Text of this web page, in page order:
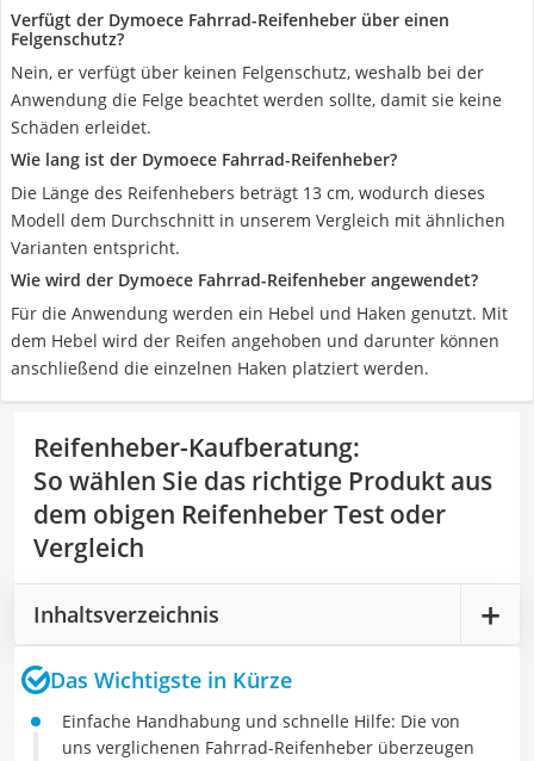
Verfügt der Dymoece Fahrrad-Reifenheber über einen
Felgenschutz?
Nein, er verfügt über keinen Felgenschutz, weshalb bei der
Anwendung die Felge beachtet werden sollte, damit sie keine
Schäden erleidet.
Wie lang ist der Dymoece Fahrrad-Reifenheber?
Die Länge des Reifenhebers beträgt 13 cm, wodurch dieses
Modell dem Durchschnitt in unserem Vergleich mit ähnlichen
Varianten entspricht.
Wie wird der Dymoece Fahrrad-Reifenheber angewendet?
Für die Anwendung werden ein Hebel und Haken genutzt. Mit
dem Hebel wird der Reifen angehoben und darunter können
anschließend die einzelnen Haken platziert werden.
Reifenheber-Kaufberatung:
So wählen Sie das richtige Produkt aus
dem obigen Reifenheber Test oder
Vergleich
Inhaltsverzeichnis
Das Wichtigste in Kürze
Einfache Handhabung und schnelle Hilfe: Die von
uns verglichenen Fahrrad-Reifenheber überzeugen